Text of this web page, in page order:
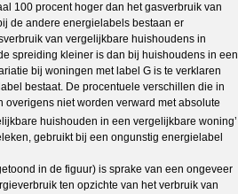
100 procent hoger dan het gasverbruik van
de andere energielabels bestaan er
van vergelijkbare huishoudens in
spreiding kleiner is dan bij huishoudens in een
bij woningen met label G is te verklaren
bestaat. De procentuele verschillen die in
overigens niet worden verward met absolute
huishouden in een vergelijkbare woning’
gebruikt bij een ongunstig energielabel
in de figuur) is sprake van een ongeveer
ten opzichte van het verbruik van